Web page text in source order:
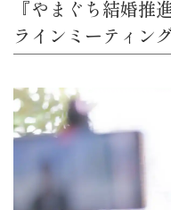
『やまぐち結婚推
ラインミーティン